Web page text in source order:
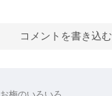
コメントを書き込む